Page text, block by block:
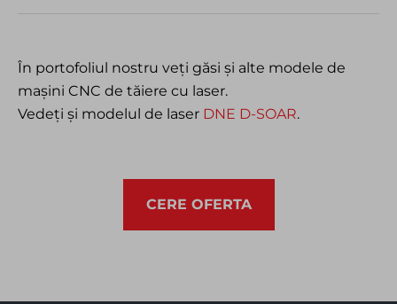
În portofoliul nostru veți găsi și alte modele de
mașini CNC de tăiere cu laser.
Vedeți și modelul de laser DNE D-SOAR.
CERE OFERTA